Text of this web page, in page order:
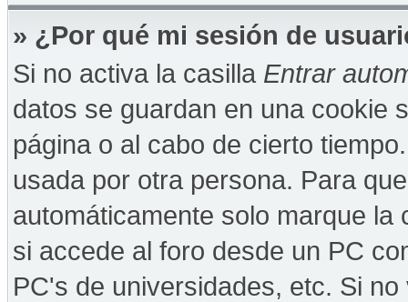
» ¿Por qué mi sesión de
Si no activa la casilla Entrar
datos se guardan en una cookie
página o al cabo de cierto
usada por otra persona. Para
automáticamente solo marque
si accede al foro desde un PC
PC's de universidades, etc. Si